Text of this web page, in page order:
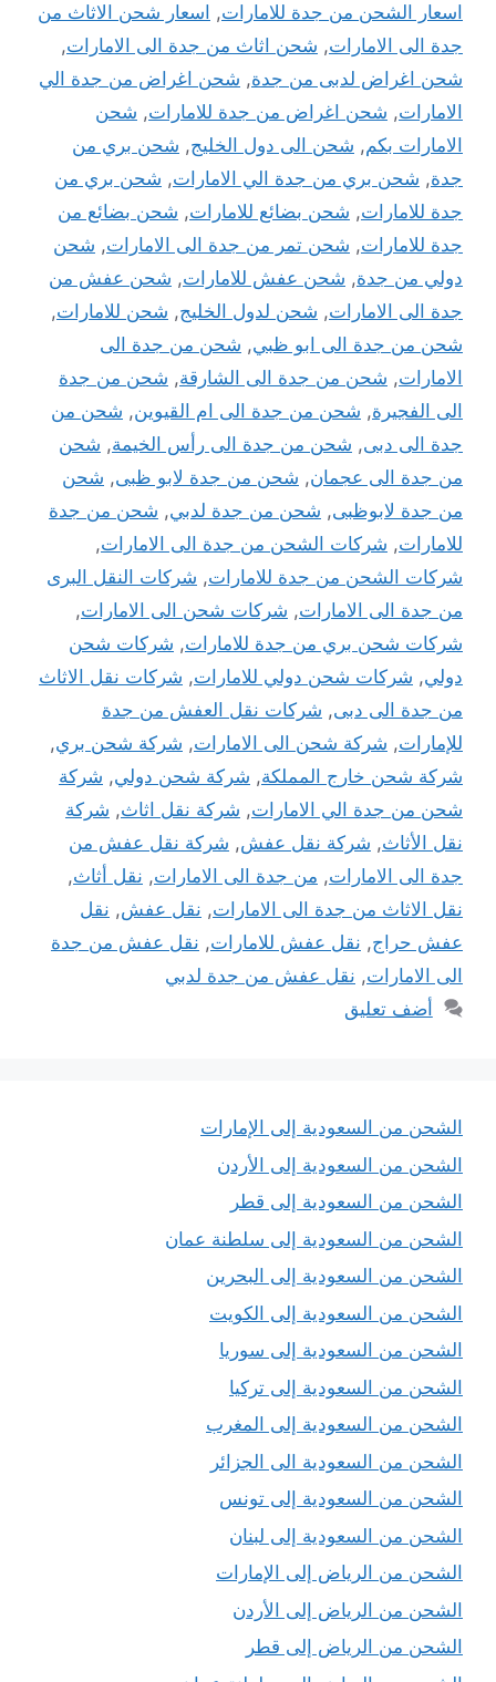
اسعار الشحن من جدة للامارات, اسعار شحن الاثاث من
جدة الى الامارات, شحن اثاث من جدة الى الامارات,
شحن اغراض لدبى من جدة, شحن اغراض من جدة الي
الامارات, شحن اغراض من جدة للامارات, شحن
الامارات بكم, شحن الى دول الخليج, شحن بري من
جدة, شحن بري من جدة الي الامارات, شحن بري من
جدة للامارات, شحن بضائع للامارات, شحن بضائع من
جدة للامارات, شحن تمر من جدة الى الامارات, شحن
دولي من جدة, شحن عفش للامارات, شحن عفش من
جدة الى الامارات, شحن لدول الخليج, شحن للامارات,
شحن من جدة الى ابو ظبي, شحن من جدة الى
الامارات, شحن من جدة الى الشارقة, شحن من جدة
الى الفجيرة, شحن من جدة الى ام القيوين, شحن من
جدة الى دبى, شحن من جدة الى رأس الخيمة, شحن
من جدة الى عجمان, شحن من جدة لابو ظبى, شحن
من جدة لابوظبى, شحن من جدة لدبي, شحن من جدة
للامارات, شركات الشحن من جدة الى الامارات,
شركات الشحن من جدة للامارات, شركات النقل البرى
من جدة الى الامارات, شركات شحن الى الامارات,
شركات شحن بري من جدة للامارات, شركات شحن
دولي, شركات شحن دولي للامارات, شركات نقل الاثاث
من جدة الى دبى, شركات نقل العفش من جدة
للإمارات, شركة شحن الى الامارات, شركة شحن بري,
شركة شحن خارج المملكة, شركة شحن دولي, شركة
شحن من جدة الي الامارات, شركة نقل اثاث, شركة
نقل الأثاث, شركة نقل عفش, شركة نقل عفش من
جدة الى الامارات, من جدة الى الامارات, نقل أثاث,
نقل الاثاث من جدة الى الامارات, نقل عفش, نقل
عفش حراج, نقل عفش للامارات, نقل عفش من جدة
الى الامارات, نقل عفش من جدة لدبي
أضف تعليق
الشحن من السعودية إلى الإمارات
الشحن من السعودية إلى الأردن
الشحن من السعودية إلى قطر
الشحن من السعودية إلى سلطنة عمان
الشحن من السعودية إلى البحرين
الشحن من السعودية إلى الكويت
الشحن من السعودية إلى سوريا
الشحن من السعودية إلى تركيا
الشحن من السعودية إلى المغرب
الشحن من السعودية الى الجزائر
الشحن من السعودية إلى تونس
الشحن من السعودية إلى لبنان
الشحن من الرياض إلى الإمارات
الشحن من الرياض إلى الأردن
الشحن من الرياض إلى قطر